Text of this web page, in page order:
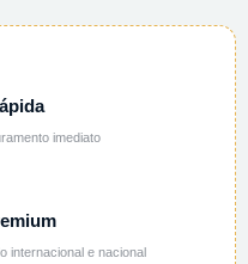
imediato
internacional e nacional